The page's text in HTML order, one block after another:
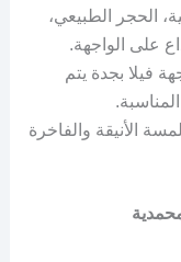
الحجر الطبيعي،
على الواجهة.
فيلا بجدة يتم
الأنيقة والفاخرة